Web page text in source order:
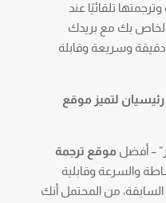
تلقائيًا عند
بك مع بريدك
وسريعة وقابلة
لتميز موقع
– أفضل موقع ترجمة
والسرعة وقابلية
من المحتمل أنك